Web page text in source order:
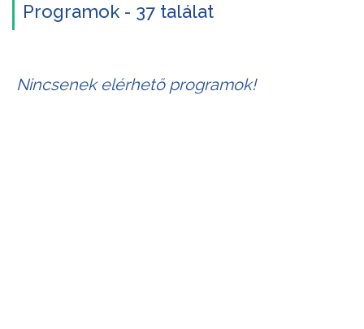
Programok - 37 találat
Nincsenek elérhető programok!